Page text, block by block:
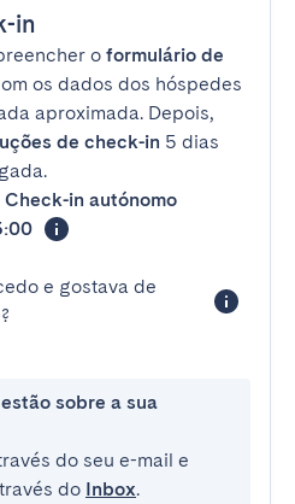
in
o formulário de
os dados dos hóspedes
aproximada. Depois,
de check-in 5 dias
Check-in autónomo
e gostava de
sobre a sua
do seu e-mail e
do Inbox.